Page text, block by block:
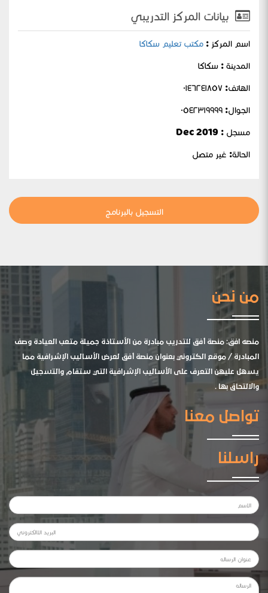
بيانات المركز التدريبي
اسم المركز : مكتب تعليم سكاكا
المدينة : سكاكا
الهاتف: ٠١٤٦٢٤١٨٥٧
الجوال:
مسجل : Dec 2019
الحالة: غير متصل
التسجيل بالبرنامج
من نحن
منصه افق: منصة أفق للتدريب مبادرة من الأستاذة جميلة متعب العيادة وصف
المبادرة / موقع الكتروني بعنوان منصة أفق لعرض الأساليب الإشرافية مما
يسهل عليهن التعرف على الأساليب الإشرافية التي ستقام والتسجيل
والالتحاق بها .
تواصل معنا
راسلنا